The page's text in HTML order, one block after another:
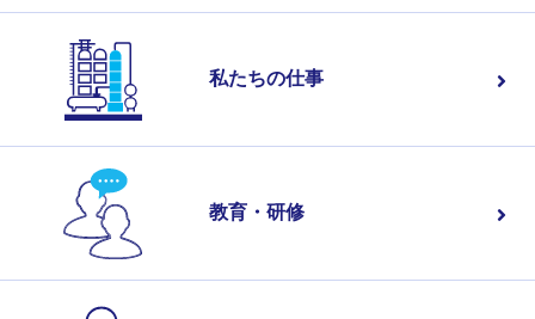
私たちの仕事
教育・研修